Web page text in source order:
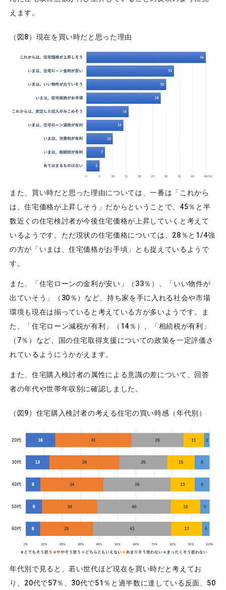
えます。
（図8）現在を買い時だと思った理由
また、買い時だと思った理由については、一番は「これから
は、住宅価格が上昇しそう」だからということで、45％と半
数近くの住宅検討者が今後住宅価格が上昇していくと考えて
いるようです。ただ現状の住宅価格については、28％と1/4強
の方が「いまは、住宅価格がお手頃」とも捉えているようで
す。
また、「住宅ローンの金利が安い」（33％）、「いい物件が
出ていそう」（30％）など、持ち家を手に入れる社会や市場
環境も現在は揃っていると考えている方が多いようです。ま
た、「住宅ローン減税が有利」（14％）、「相続税が有利」
（7％）など、国の住宅取得支援についての政策を一定評価さ
れているようにうかがえます。
また、住宅購入検討者の属性による意識の差について、回答
者の年代や世帯年収別に確認しました。
（図9）住宅購入検討者の考える住宅の買い時感（年代別）
年代別で見ると、若い世代ほど現在を買い時だと考えてお
り、20代で57％、30代で51％と過半数に達している反面、50